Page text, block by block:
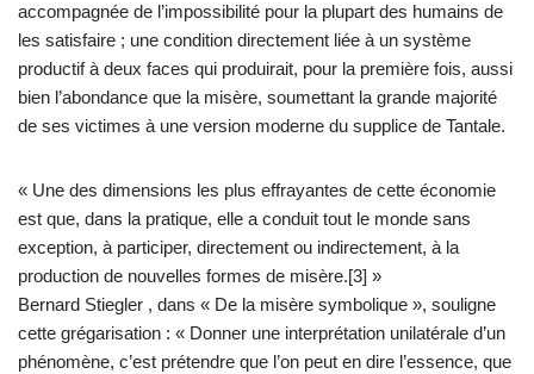
accompagnée de l’impossibilité pour la plupart des humains de
les satisfaire ; une condition directement liée à un système
productif à deux faces qui produirait, pour la première fois, aussi
bien l’abondance que la misère, soumettant la grande majorité
de ses victimes à une version moderne du supplice de Tantale.
« Une des dimensions les plus effrayantes de cette économie
est que, dans la pratique, elle a conduit tout le monde sans
exception, à participer, directement ou indirectement, à la
production de nouvelles formes de misère.[3] »
Bernard Stiegler , dans « De la misère symbolique », souligne
cette grégarisation : « Donner une interprétation unilatérale d’un
phénomène, c’est prétendre que l’on peut en dire l’essence, que